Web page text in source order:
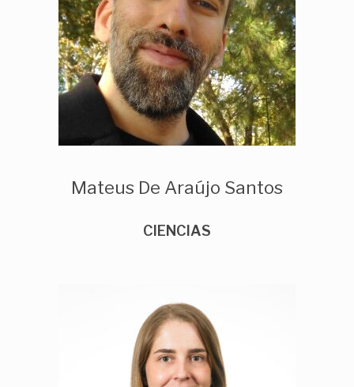
Mateus De Araújo Santos
CIENCIAS